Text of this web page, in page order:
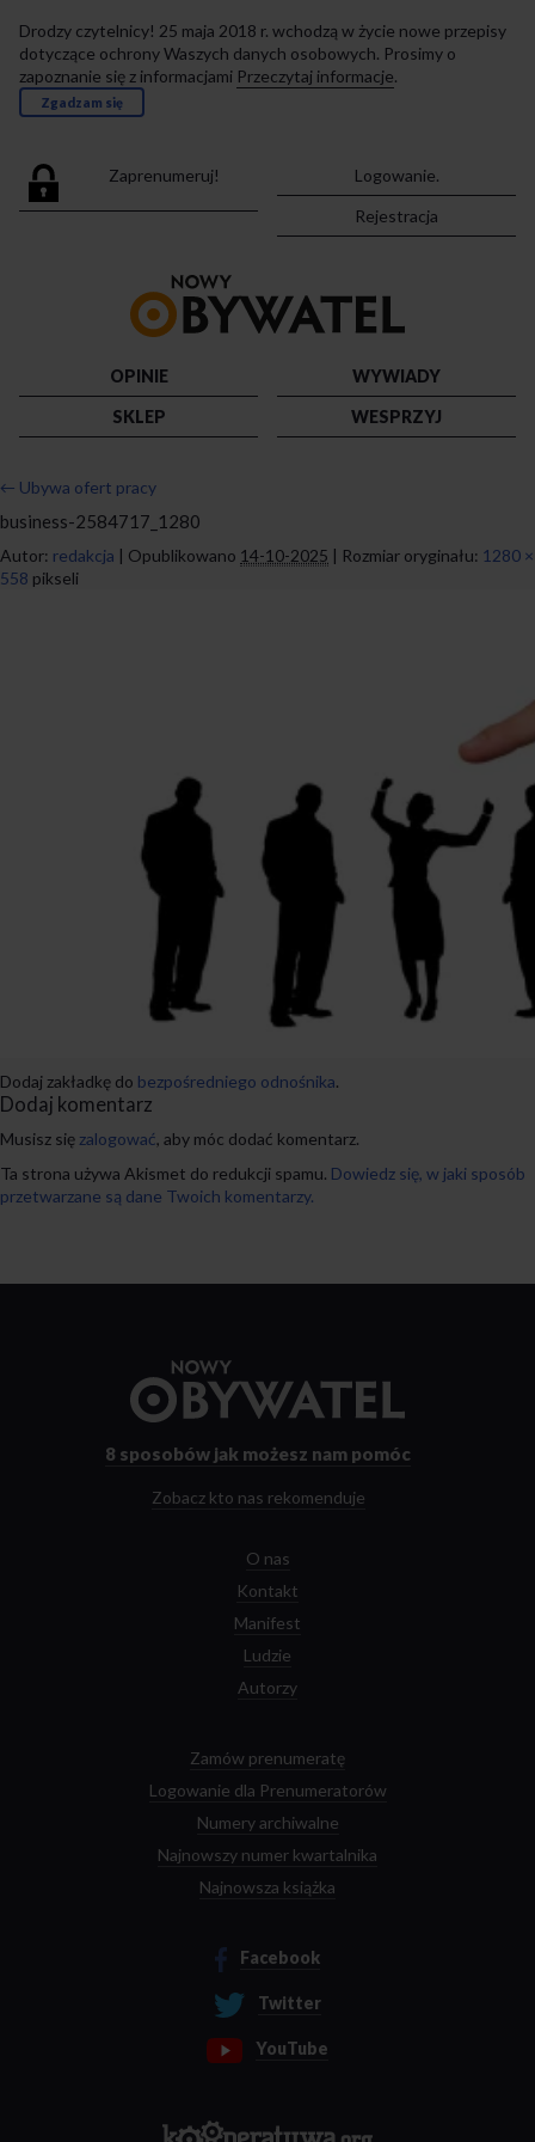
Drodzy czytelnicy! 25 maja 2018 r. wchodzą w życie nowe przepisy
dotyczące ochrony Waszych danych osobowych. Prosimy o
zapoznanie się z informacjami Przeczytaj informacje.
Zgadzam się
Zaprenumeruj!
Logowanie.
Rejestracja
strony
OPINIE
WYWIADY
SKLEP
WESPRZYJ
← Ubywa ofert pracy
business-2584717_1280
Autor: redakcja | Opublikowano 14-10-2025 | Rozmiar oryginału: 1280 ×
558 pikseli
Dodaj zakładkę do bezpośredniego odnośnika.
Dodaj komentarz
Musisz się zalogować, aby móc dodać komentarz.
Ta strona używa Akismet do redukcji spamu. Dowiedz się, w jaki sposób
przetwarzane są dane Twoich komentarzy.
strony
8 sposobów jak możesz nam pomóc
Zobacz kto nas rekomenduje
O nas
Kontakt
Manifest
Ludzie
Autorzy
Zamów prenumeratę
Logowanie dla Prenumeratorów
Numery archiwalne
Najnowszy numer kwartalnika
Najnowsza książka
Facebook
Twitter
YouTube